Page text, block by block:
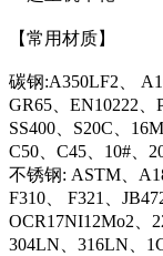
【常用材质】
碳钢:A350LF2、
GR65、EN10222、
SS400、S20C、
C50、C45、10#、
不锈钢: ASTM、
F310、 F321、
OCR17NI12Mo2、
304LN、316LN、